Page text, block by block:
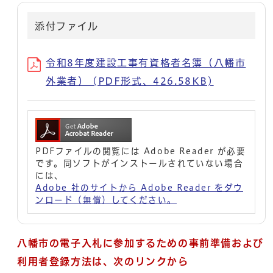
添付ファイル
令和8年度建設工事有資格者名簿（八幡市
外業者） (PDF形式、426.58KB)
PDFファイルの閲覧には Adobe Reader が必要
です。同ソフトがインストールされていない場合
には、
Adobe 社のサイトから Adobe Reader をダウ
ンロード（無償）してください。
八幡市の電子入札に参加するための事前準備および
利用者登録方法は、次のリンクから